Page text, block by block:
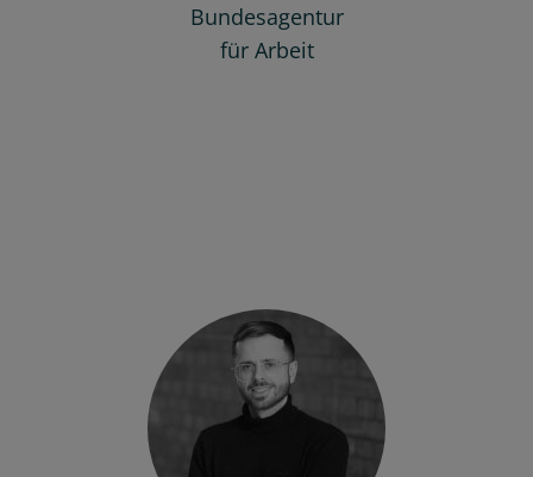
Bundesagentur
für Arbeit